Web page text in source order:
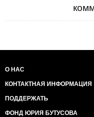
О НАС
КОНТАКТНАЯ ИНФОРМАЦИЯ
ПОДДЕРЖАТЬ
ФОНД ЮРИЯ БУТУСОВА